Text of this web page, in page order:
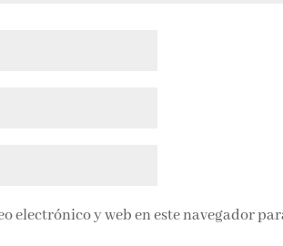
electrónico y web en este navegador